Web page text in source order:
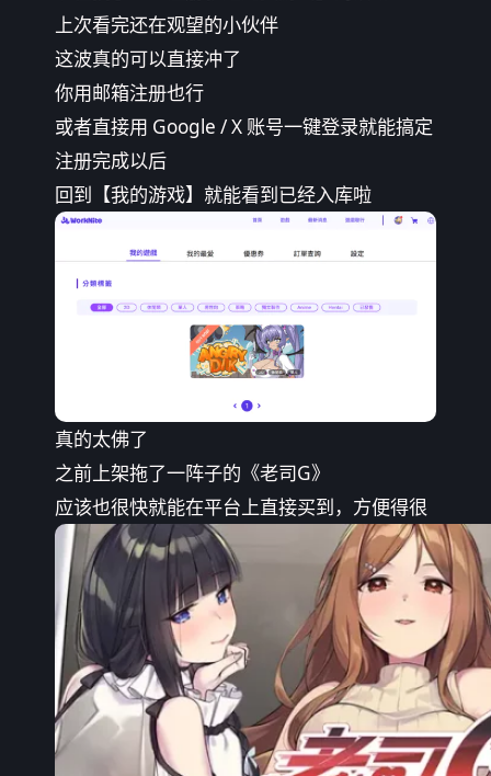
上次看完还在观望的小伙伴
这波真的可以直接冲了
你用邮箱注册也行
或者直接用 Google / X 账号一键登录就能搞定
注册完成以后
回到【我的游戏】就能看到已经入库啦
真的太佛了
之前上架拖了一阵子的《老司G》
应该也很快就能在平台上直接买到，方便得很